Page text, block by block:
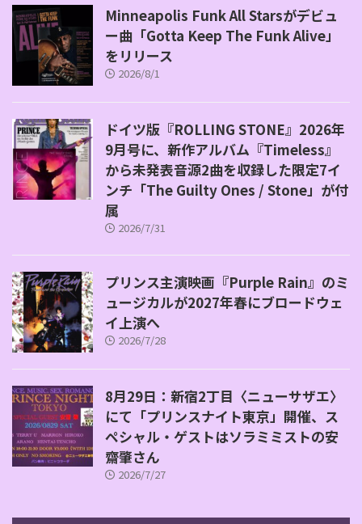
Minneapolis Funk All Starsがデビュ
ー曲「Gotta Keep The Funk Alive」
をリリース
2026/8/1
ドイツ版『ROLLING STONE』2026年
9月号に、新作アルバム『Timeless』
から未発表音源2曲を収録した限定7イ
ンチ「The Guilty Ones / Stone」が付
属
2026/7/31
プリンス主演映画『Purple Rain』のミ
ュージカルが2027年春にブロードウェ
イ上演へ
2026/7/28
8月29日：新宿2丁目〈ニューサザエ〉
にて「プリンスナイト東京」開催、ス
ペシャル・ゲストはソラミミストの安
齋肇さん
2026/7/27